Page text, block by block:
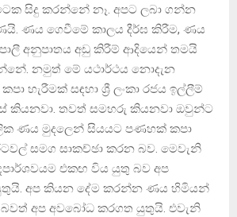
සිදු කරන්නේ නෑ. අපට ලබා ගන්න
ණය ගෙවීමේ කාලය දීර්ඝ කිරීම, ණය
අනුපාතය අඩු කිරීම් ආදියෙන් තමයි
නමුත් මේ යථාර්ථය නොදැන
හැරීමක් සඳහා ශ්‍රී ලංකා රජය ඉල්ලීම්
කියනවා. තවත් සමහරු කියනවා ඔවුන්ට
ණය මුදලෙන් සියයට පණහක් කපා
සමග සාකච්ඡා කරන බව. මෙවැනි
එකඟ විය යුතු බව අප
අප කියන දේම කරන්න ණය හිමියන්
අප අවබෝධ කරගත යුතුයි. එවැනි